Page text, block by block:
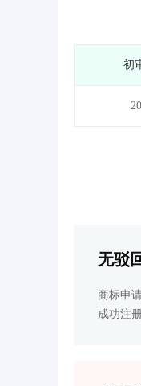
初
无驳
商标申
成功注